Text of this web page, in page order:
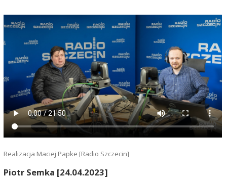
Realizacja Maciej Papke [Radio Szczecin]
Piotr Semka [24.04.2023]